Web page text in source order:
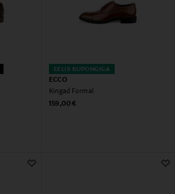
EELIS KUPONGIGA
ECCO
Kingad Formal
Original Price
159,00 €